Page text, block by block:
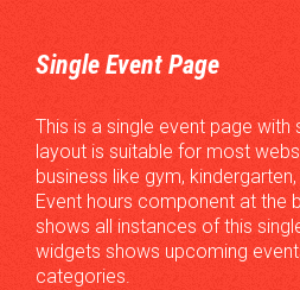
Single Event Page
This is a single event page with
layout is suitable for most
business like gym,
Event hours component at the
shows all instances of this
widgets shows upcoming
categories.